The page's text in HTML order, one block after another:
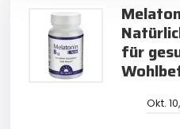
für
Okt.